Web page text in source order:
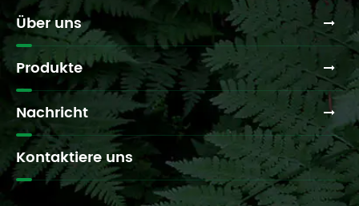
Über uns
Produkte
Nachricht
Kontaktiere uns